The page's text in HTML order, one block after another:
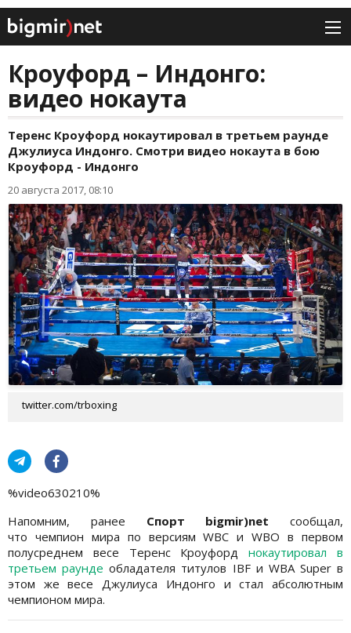
Кроуфорд – Индонго:
видео нокаута
Теренс Кроуфорд нокаутировал в третьем раунде
Джулиуса Индонго. Смотри видео нокаута в бою
Кроуфорд - Индонго
20 августа 2017, 08:10
twitter.com/trboxing
%video630210%
Напомним, ранее Спорт bigmir)net сообщал,
что чемпион мира по версиям WBC и WBO в первом
полусреднем весе Теренс Кроуфорднокаутировал в
третьем раунде обладателя титулов IBF и WBA Super в
этом же весе Джулиуса Индонго и стал абсолютным
чемпионом мира.